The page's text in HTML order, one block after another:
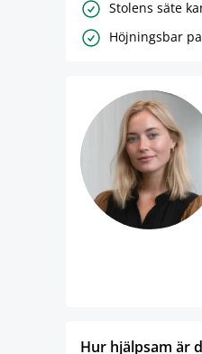
Stolens säte
Höjningsbar
Hur hjälpsam är